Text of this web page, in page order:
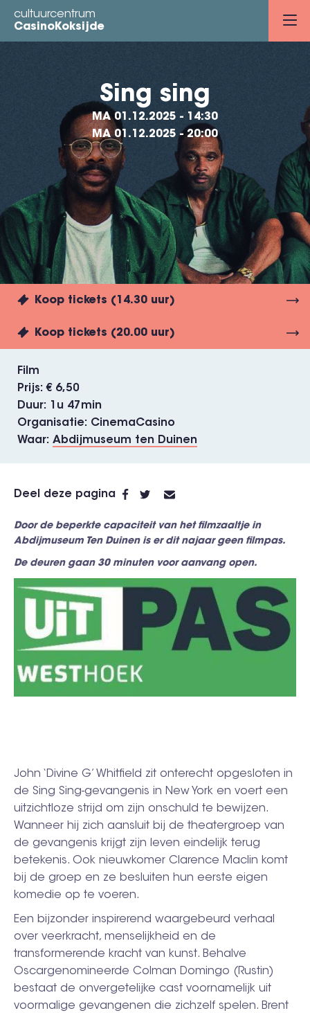
Overslaan
naar
cultuurcentrum
CasinoKoksijde
Sing sing
MA 01.12.2025 - 14:30
MA 01.12.2025 - 20:00
Koop tickets (14.30 uur)
Koop tickets (20.00 uur)
Film
Prijs
€ 6,50
Duur
1u 47min
Organisatie
CinemaCasino
Waar Abdijmuseum ten Duinen
Deel deze pagina
Door de beperkte capaciteit van het filmzaaltje in
Abdijmuseum Ten Duinen is er dit najaar geen filmpas.
De deuren gaan 30 minuten voor aanvang open.
John ‘Divine G’ Whitfield zit onterecht opgesloten in
de Sing Sing-gevangenis in New York en voert een
uitzichtloze strijd om zijn onschuld te bewijzen.
Wanneer hij zich aansluit bij de theatergroep van
de gevangenis krijgt zijn leven eindelijk terug
betekenis. Ook nieuwkomer Clarence Maclin komt
bij de groep en ze besluiten hun eerste eigen
komedie op te voeren.
Een bijzonder inspirerend waargebeurd verhaal
over veerkracht, menselijkheid en de
transformerende kracht van kunst. Behalve
Oscargenomineerde Colman Domingo (Rustin)
bestaat de onvergetelijke cast voornamelijk uit
voormalige gevangenen die zichzelf spelen. Brent